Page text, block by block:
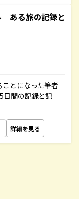
ある旅の記録と
ことになった筆者
日間の記録と記
詳細を見る